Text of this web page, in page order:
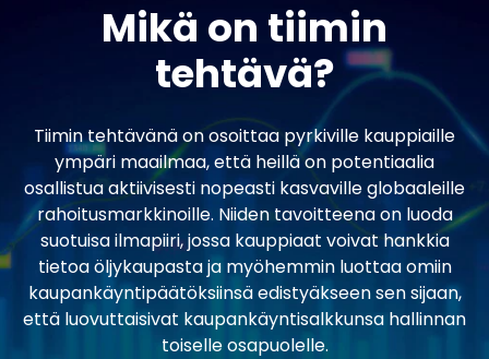
Mikä on tiimin
tehtävä?
Tiimin tehtävänä on osoittaa pyrkiville kauppiaille
ympäri maailmaa, että heillä on potentiaalia
osallistua aktiivisesti nopeasti kasvaville globaaleille
rahoitusmarkkinoille. Niiden tavoitteena on luoda
suotuisa ilmapiiri, jossa kauppiaat voivat hankkia
tietoa öljykaupasta ja myöhemmin luottaa omiin
kaupankäyntipäätöksiinsä edistyäkseen sen sijaan,
että luovuttaisivat kaupankäyntisalkkunsa hallinnan
toiselle osapuolelle.